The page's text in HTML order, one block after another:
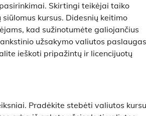
Skirtingi teikėjai taiko
kursus. Didesnių keitimo
kad sužinotumėte galiojančius
užsakymo valiutos
ieškoti pripažintų ir licencijuotų
Pradėkite stebėti valiutos